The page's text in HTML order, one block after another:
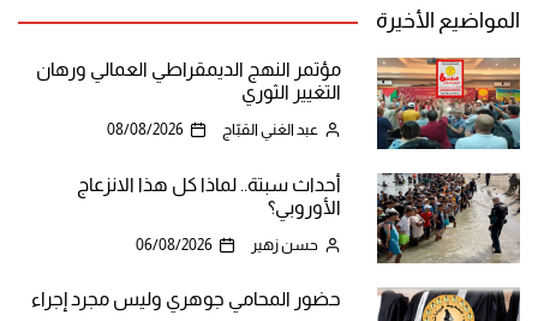
المواضيع الأخيرة
مؤتمر النهج الديمقراطي العمالي ورهان
التغيير الثوري
عبد الغني القبّاج 08/08/2026
أحداث سبتة.. لماذا كل هذا الانزعاج
الأوروبي؟
حسن زهير 06/08/2026
حضور المحامي جوهري وليس مجرد إجراء